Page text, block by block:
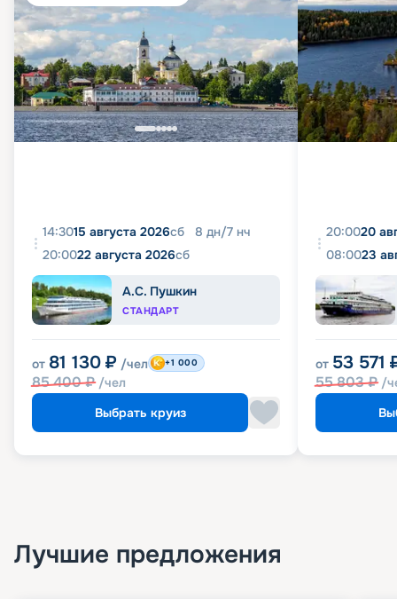
14:3015 августа 2026сб 8 дн/7 нч
20:0022 августа 2026сб
А.С. Пушкин
СТАНДАРТ
от 81 130 ₽ /чел
85 400₽ /чел
+1 000
Выбрать круиз
20:0020
08:0023
от 53 571
55 803₽ /
Лучшие предложения